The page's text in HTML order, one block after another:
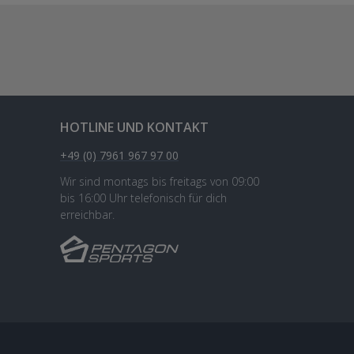
HOTLINE UND KONTAKT
+49 (0) 7961 967 97 00
Wir sind montags bis freitags von 09:00
bis 16:00 Uhr telefonisch für dich
erreichbar.